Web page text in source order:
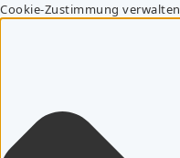
Cookie-Zustimmung verwalten